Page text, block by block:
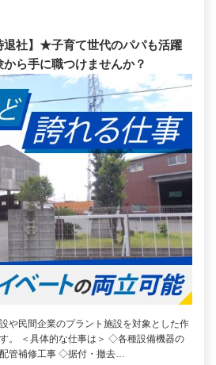
退社】★子育て世代のパパも活躍
ら手に職つけませんか？
や民間企業のプラント施設を対象とした作
。 ＜具体的な仕事は＞ ◇各種設備機器の
管補修工事 ◇据付・撤去…